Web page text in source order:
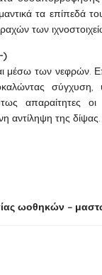
τα επίπεδά
των
)
μέσω των νεφρών.
σύγχυση,
απαραίτητες
αντίληψη της δίψας.
ωοθηκών –